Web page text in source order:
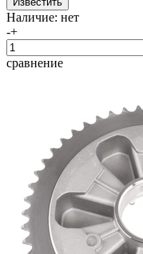
Наличие: нет
-+
сравнение